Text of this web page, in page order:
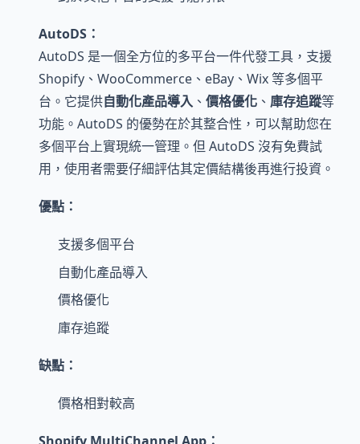
AutoDS：
AutoDS 是一個全方位的多平台一件代發工具，支援
Shopify、WooCommerce、eBay、Wix 等多個平
台。它提供自動化產品導入 、 價格優化 、 庫存追蹤等
功能。AutoDS 的優勢在於其整合性，可以幫助您在
多個平台上實現統一管理。但 AutoDS 沒有免費試
用，使用者需要仔細評估其定價結構後再進行投資。
優點：
支援多個平台
自動化產品導入
價格優化
庫存追蹤
缺點：
價格相對較高